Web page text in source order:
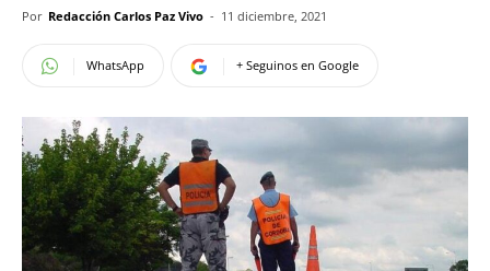
Por Redacción Carlos Paz Vivo - 11 diciembre, 2021
WhatsApp + Seguinos en Google